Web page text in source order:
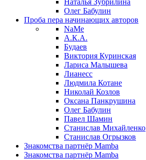
Наталья Зубрилина
Олег Бабулин
Проба пера начинающих авторов
NaMe
А.К.А.
Будаев
Виктория Куринская
Лариса Малышева
Лианесс
Людмила Котане
Николай Козлов
Оксана Панкрушина
Олег Бабулин
Павел Шамин
Станислав Михайленко
Станислав Огрызков
Знакомства партнёр Mamba
Знакомства партнёр Mamba